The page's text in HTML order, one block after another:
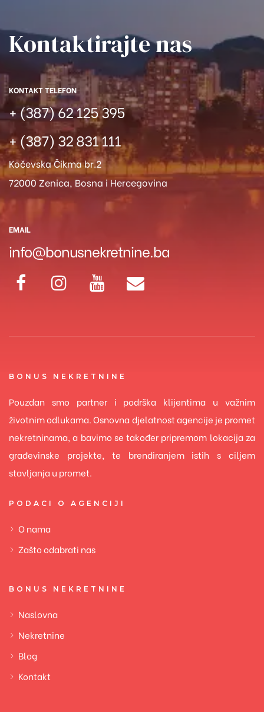
Kontaktirajte nas​
KONTAKT TELEFON
+ (387) 62 125 395
+ (387) 32 831 111
Kočevska Čikma br.2
72000 Zenica, Bosna i Hercegovina
EMAIL
info@bonusnekretnine.ba
BONUS NEKRETNINE
Pouzdan smo partner i podrška klijentima u važnim
životnim odlukama. Osnovna djelatnost agencije je promet
nekretninama, a bavimo se također pripremom lokacija za
građevinske projekte, te brendiranjem istih s ciljem
stavljanja u promet.
PODACI O AGENCIJI
O nama
Zašto odabrati nas
BONUS NEKRETNINE
Naslovna
Nekretnine
Blog
Kontakt